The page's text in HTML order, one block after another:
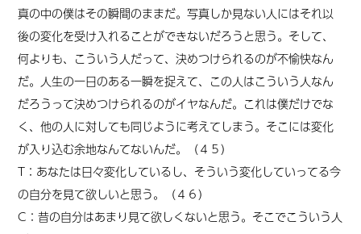
真の中の僕はその瞬間のままだ。写真しか見ない人にはそれ以
後の変化を受け入れることができないだろうと思う。そして、
何よりも、こういう人だって、決めつけられるのが不愉快なん
だ。人生の一日のある一瞬を捉えて、この人はこういう人なん
だろうって決めつけられるのがイヤなんだ。これは僕だけでな
く、他の人に対しても同じように考えてしまう。そこには変化
が入り込む余地なんてないんだ。（４５）
T：あなたは日々変化しているし、そういう変化していってる今
の自分を見て欲しいと思う。（４６）
C：昔の自分はあまり見て欲しくないと思う。そこでこういう人